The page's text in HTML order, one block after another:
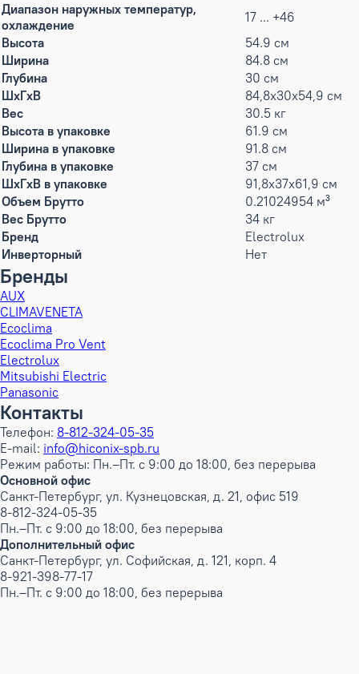
Диапазон наружных температур,
охлаждение
17 ... +46
Высота
54.9 см
Ширина
84.8 см
Глубина
30 см
ШxГxВ
84,8x30x54,9 см
Вес
30.5 кг
Высота в упаковке
61.9 см
Ширина в упаковке
91.8 см
Глубина в упаковке
37 см
ШxГxВ в упаковке
91,8x37x61,9 см
Объем Брутто
0.21024954 м³
Вес Брутто
34 кг
Бренд
Electrolux
Инверторный
Нет
Бренды
AUX
CLIMAVENETA
Ecoclima
Ecoclima Pro Vent
Electrolux
Mitsubishi Electric
Panasonic
Контакты
Телефон: 8-812-324-05-35
E-mail: info@hiconix-spb.ru
Режим работы: Пн.–Пт. с 9:00 до 18:00, без перерыва
Основной офис
Санкт-Петербург, ул. Кузнецовская, д. 21, офис 519
8-812-324-05-35
Пн.–Пт. с 9:00 до 18:00, без перерыва
Дополнительный офис
Санкт-Петербург, ул. Софийская, д. 121, корп. 4
8-921-398-77-17
Пн.–Пт. с 9:00 до 18:00, без перерыва